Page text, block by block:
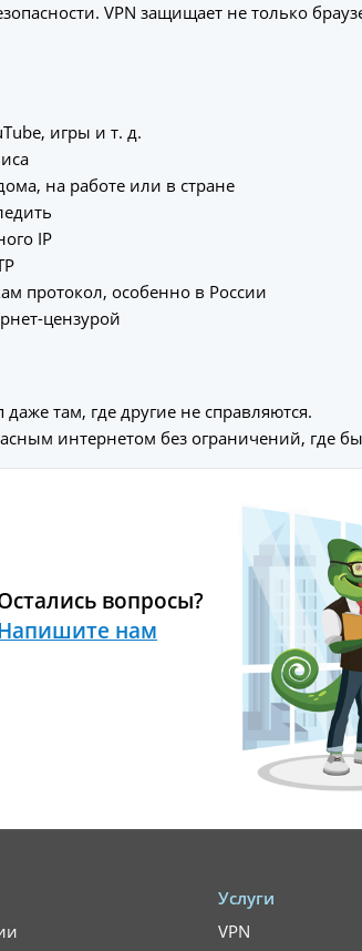
VPN защищает не только
игры и т. д.
на работе или в стране
IP
протокол, особенно в России
цензурой
там, где другие не справляются.
интернетом без ограничений, где
вопросы?
нам
Услуги
VPN